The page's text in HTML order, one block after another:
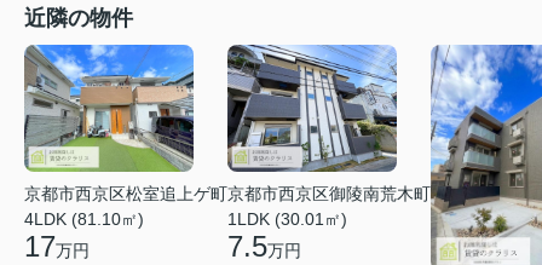
近隣の物件
京都市西京区松室追上ゲ町
4LDK (81.10㎡)
17万円
京都市西京区御陵南荒木町
1LDK (30.01㎡)
7.5万円